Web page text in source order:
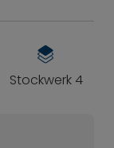
Stockwerk 4